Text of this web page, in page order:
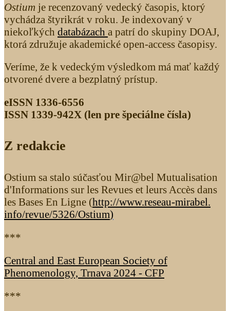
Ostium je recenzovaný vedecký časopis, ktorý
vychádza štyrikrát v roku. Je indexovaný v
niekoľkých databázach a patrí do skupiny DOAJ,
ktorá združuje akademické open-access časopisy.
Veríme, že k vedeckým výsledkom má mať každý
otvorené dvere a bezplatný prístup.
eISSN 1336-6556
ISSN 1339­-942X (len pre špeciálne čísla)
Z redakcie
Ostium sa stalo súčasťou Mir@bel Mutualisation
d'Informations sur les Revues et leurs Accès dans
les Bases En Ligne (http://www.reseau-mirabel.
info/revue/5326/Ostium)
***
Central and East European Society of
Phenomenology, Trnava 2024 - CFP
***